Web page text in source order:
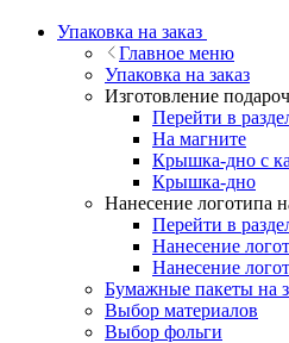
Упаковка на заказ
Главное меню
Упаковка на заказ
Изготовление
Перейти в
На магните
Крышка-дно с
Крышка-дно
Нанесение логотипа
Перейти в
Нанесение
Нанесение
Бумажные пакеты на
Выбор материалов
Выбор фольги